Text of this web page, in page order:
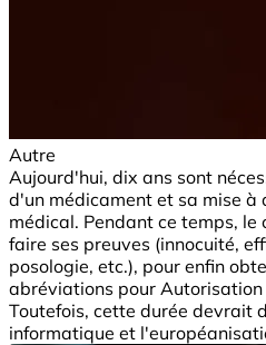
Autre
Aujourd'hui, dix ans sont
d'un médicament et sa mise à
médical. Pendant ce temps,
faire ses preuves (innocuité,
posologie, etc.), pour enfin
abréviations pour Autorisation
Toutefois, cette durée devrait
informatique et